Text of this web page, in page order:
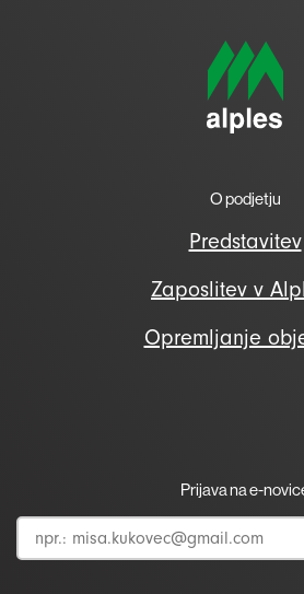
O podjetju
Predstavitev
Zaposlitev v
Opremljanje
Prijava na e-